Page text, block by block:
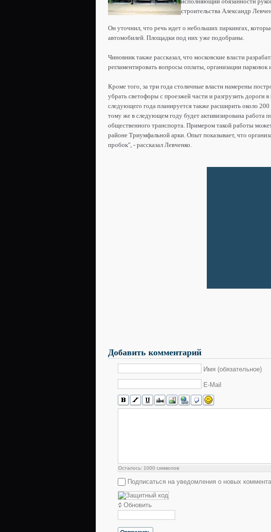
строительства Александр
Он уточнил, что речь идет о небольших паркингах,
автомобилей. Площадки под них уже подобраны.
Чиновник также рассказал, что московские власти
регламентировать вопросы оплаты, организации
Кроме того, за три года столичные власти намерены
убрать светофоры с проезжей части и разгрузить дороги
следующего года планируется также расширить около
тому же в следующем году будет активизирована работа
общественного транспорта. Примером такой работы
районе Триумфальной арки. Опыт показывает, что
пробок", - рассказал Левченко.
Добавить комментарий
Имя (обязательное)
E-Mail
Осталось: 1000 символов
Подписаться на уведомления о новых
Обновить